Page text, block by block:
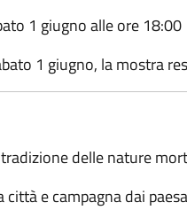
1 giugno alle ore 18:00
1 giugno, la mostra
delle nature
e campagna dai